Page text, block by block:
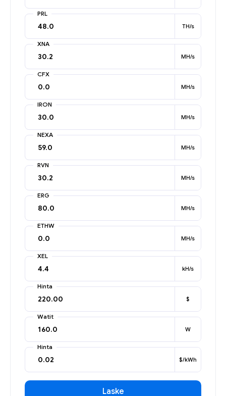
PRL
TH/s
XNA
MH/s
CFX
MH/s
IRON
MH/s
NEXA
MH/s
RVN
MH/s
ERG
MH/s
ETHW
MH/s
XEL
kH/s
Hinta
$
Watit
W
Hinta
$/kWh
Laske